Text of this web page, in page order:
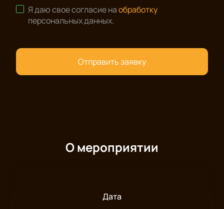
Я даю свое согласие наобработку
персональных данных.
Отправить заявку
О мероприятии
Дата